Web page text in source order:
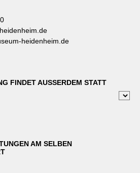
heidenheim.de
FINDET AUSSERDEM STATT
AM SELBEN